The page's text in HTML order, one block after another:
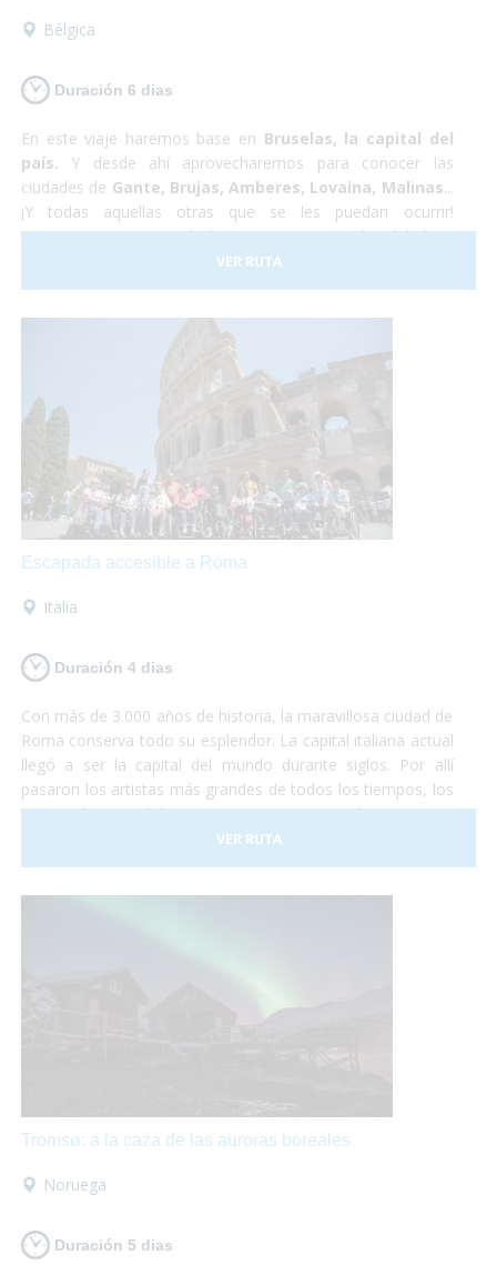
Bélgica
Duración 6 dias
En este viaje haremos base en Bruselas, la capital del
país. Y desde ahí aprovecharemos para conocer las
ciudades de Gante, Brujas, Amberes, Lovaina, Malinas...
¡Y todas aquellas otras que se les puedan ocurrir!
Proponemos pasar toda la estancia en Bruselas debido a
excelentementeadaptados
comunicación con el resto del país entransporte publico
VER RUTA
Escapada accesible a Roma
Italia
Duración 4 dias
Con más de 3.000 años de historia, la maravillosa ciudad de
Roma conserva todo su esplendor. La capital italiana actual
llegó a ser la capital del mundo durante siglos. Por allí
pasaron los artistas más grandes de todos los tiempos, los
emperadores del Imperio Romano, los Papas,
comerciantes de todos los lugares del mundo y todo lo que
te puedas imaginar. Y Roma no es sólo visitar
VER RUTA
Tromsø: a la caza de las auroras boreales
Noruega
Duración 5 dias